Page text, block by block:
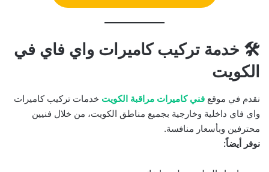
🛠️ خدمة تركيب كاميرات واي فاي في
الكويت
نقدم في موقع فني كاميرات مراقبة الكويت خدمات تركيب كاميرات
واي فاي داخلية وخارجية بجميع مناطق الكويت، من خلال فنيين
محترفين وبأسعار منافسة.
نوفر أيضاً: